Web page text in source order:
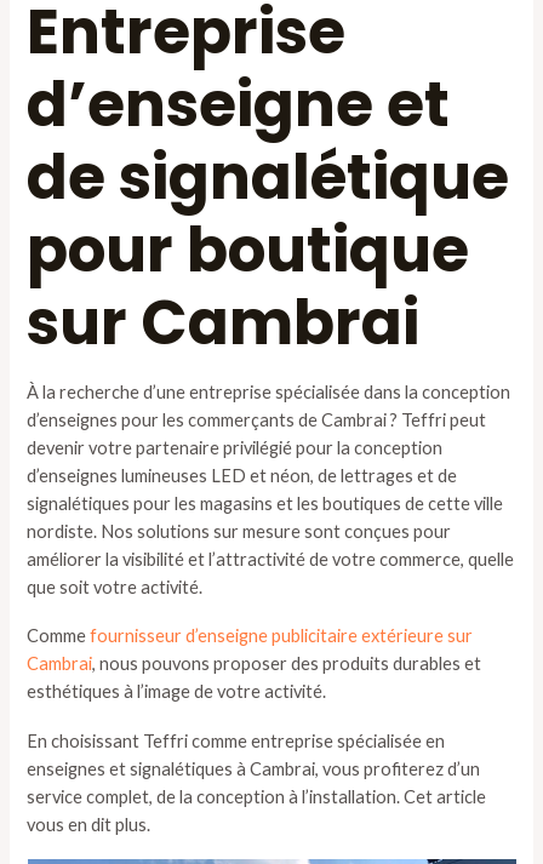
Entreprise
d’enseigne et
de signalétique
pour boutique
sur Cambrai
À la recherche d’une entreprise spécialisée dans la conception
d’enseignes pour les commerçants de Cambrai ? Teffri peut
devenir votre partenaire privilégié pour la conception
d’enseignes lumineuses LED et néon, de lettrages et de
signalétiques pour les magasins et les boutiques de cette ville
nordiste. Nos solutions sur mesure sont conçues pour
améliorer la visibilité et l’attractivité de votre commerce, quelle
que soit votre activité.
Commefournisseur d’enseigne publicitaire extérieure sur
Cambrai, nous pouvons proposer des produits durables et
esthétiques à l’image de votre activité.
En choisissant Teffri comme entreprise spécialisée en
enseignes et signalétiques à Cambrai, vous profiterez d’un
service complet, de la conception à l’installation. Cet article
vous en dit plus.